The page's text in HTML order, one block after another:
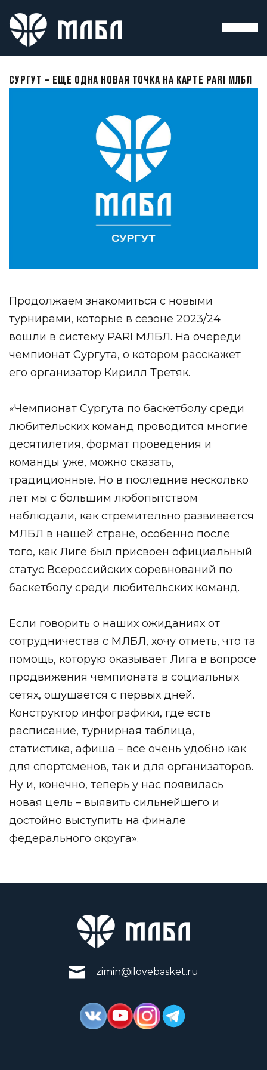
СУРГУТ – ЕЩЕ ОДНА НОВАЯ ТОЧКА НА КАРТЕ PARI МЛБЛ
Продолжаем знакомиться с новыми
турнирами, которые в сезоне 2023/24
вошли в систему PARI МЛБЛ. На очереди
чемпионат Сургута, о котором расскажет
его организатор Кирилл Третяк.
«Чемпионат Сургута по баскетболу среди
любительских команд проводится многие
десятилетия, формат проведения и
команды уже, можно сказать,
традиционные. Но в последние несколько
лет мы с большим любопытством
наблюдали, как стремительно развивается
МЛБЛ в нашей стране, особенно после
того, как Лиге был присвоен официальный
статус Всероссийских соревнований по
баскетболу среди любительских команд.
Если говорить о наших ожиданиях от
сотрудничества с МЛБЛ, хочу отметь, что та
помощь, которую оказывает Лига в вопросе
продвижения чемпионата в социальных
сетях, ощущается с первых дней.
Конструктор инфографики, где есть
расписание, турнирная таблица,
статистика, афиша – все очень удобно как
для спортсменов, так и для организаторов.
Ну и, конечно, теперь у нас появилась
новая цель – выявить сильнейшего и
достойно выступить на финале
федерального округа».
zimin@ilovebasket.ru